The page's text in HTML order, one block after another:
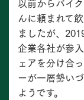
んに頼まれて
ましたが、
企業各社が参
ェアを分け合
ーが一層勢い
ようです。